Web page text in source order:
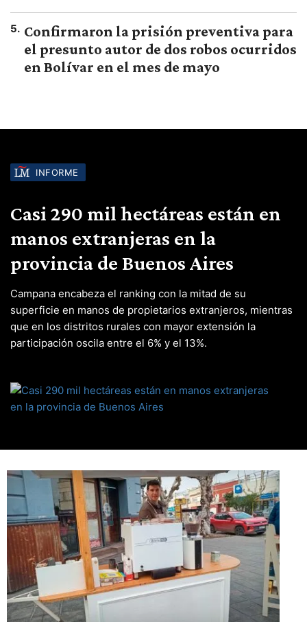
5. Confirmaron la prisión preventiva para
el presunto autor de dos robos ocurridos
en Bolívar en el mes de mayo
INFORME
Casi 290 mil hectáreas están en
manos extranjeras en la
provincia de Buenos Aires
Campana encabeza el ranking con la mitad de su
superficie en manos de propietarios extranjeros, mientras
que en los distritos rurales con mayor extensión la
participación oscila entre el 6% y el 13%.